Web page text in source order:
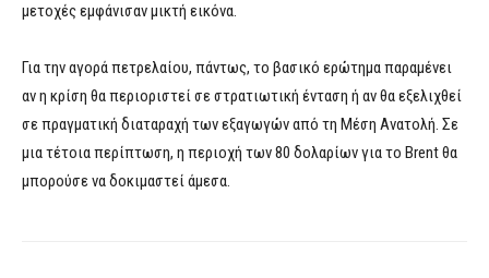
μετοχές εμφάνισαν μικτή εικόνα.
Για την αγορά πετρελαίου, πάντως, το βασικό ερώτημα παραμένει
αν η κρίση θα περιοριστεί σε στρατιωτική ένταση ή αν θα εξελιχθεί
σε πραγματική διαταραχή των εξαγωγών από τη Μέση Ανατολή. Σε
μια τέτοια περίπτωση, η περιοχή των 80 δολαρίων για το Brent θα
μπορούσε να δοκιμαστεί άμεσα.